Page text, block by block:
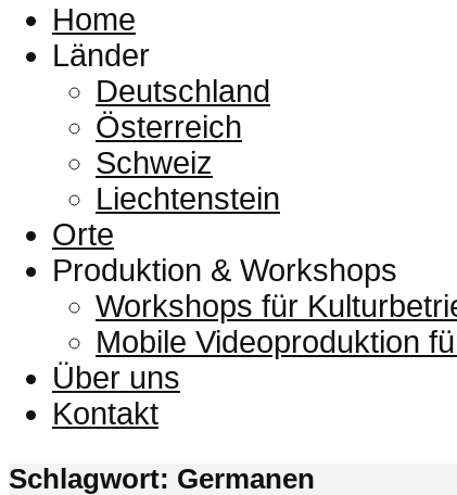
Home
Länder
Deutschland
Österreich
Schweiz
Liechtenstein
Orte
Produktion & Workshops
Workshops für
Mobile Videoproduktion
Über uns
Kontakt
Schlagwort: Germanen